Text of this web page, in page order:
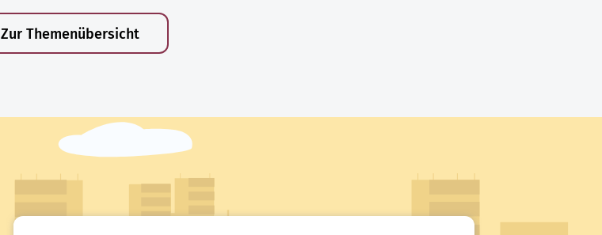
Zur Themenübersicht